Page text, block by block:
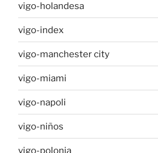
vigo-holandesa
vigo-index
vigo-manchester city
vigo-miami
vigo-napoli
vigo-niños
vigo-polonia